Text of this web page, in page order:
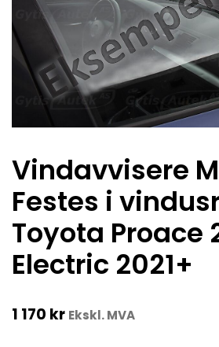
Vindavvisere
Festes i
Toyota Proace
Electric 2021+
1 170 kr Ekskl. MVA